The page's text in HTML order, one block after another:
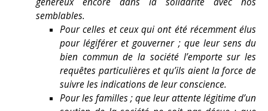
semblables.
Pour celles et ceux qui ont été récemment élus
pour légiférer et gouverner ; que leur sens du
bien commun de la société l’emporte sur les
requêtes particulières et qu’ils aient la force de
suivre les indications de leur conscience.
Pour les familles ; que leur attente légitime d’un